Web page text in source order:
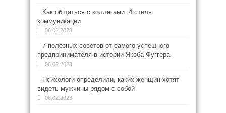
Как общаться с коллегами: 4 стиля
коммуникации
06.02.2023
7 полезных советов от самого успешного
предпринимателя в истории Якоба Фуггера
06.02.2023
Психологи определили, каких женщин хотят
видеть мужчины рядом с собой
06.02.2023